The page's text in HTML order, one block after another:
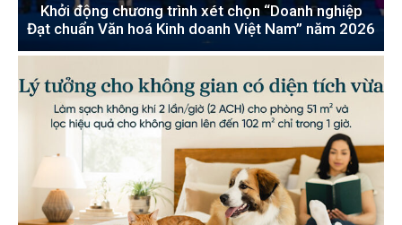
Khởi động chương trình xét chọn “Doanh nghiệp
Đạt chuẩn Văn hoá Kinh doanh Việt Nam” năm 2026